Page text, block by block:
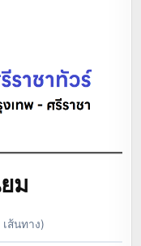
ม
เส้นทาง)